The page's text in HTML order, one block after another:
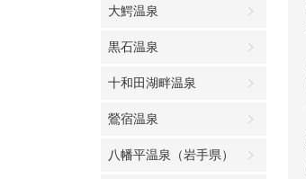
大鰐温泉
黒石温泉
十和田湖畔温泉
鶯宿温泉
八幡平温泉（岩手県）